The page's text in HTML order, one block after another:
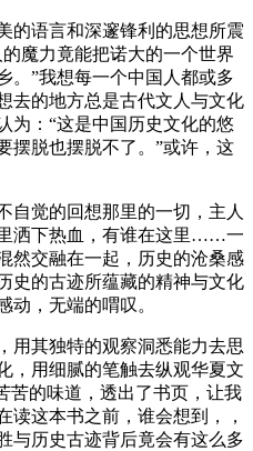
的语言和深邃锋利的思想所震
魔力竟能把诺大的一个世界
。”我想每一个中国人都或多
去的地方总是古代文人与文化
为：“这是中国历史文化的悠
摆脱也摆脱不了。”或许，这
自觉的回想那里的一切，主人
洒下热血，有谁在这里……一
然交融在一起，历史的沧桑感
史的古迹所蕴藏的精神与文化
动，无端的喟叹。
用其独特的观察洞悉能力去思
，用细腻的笔触去纵观华夏文
苦的味道，透出了书页，让我
读这本书之前，谁会想到，，
与历史古迹背后竟会有这么多